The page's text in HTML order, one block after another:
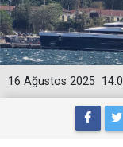
16 Ağustos 2025